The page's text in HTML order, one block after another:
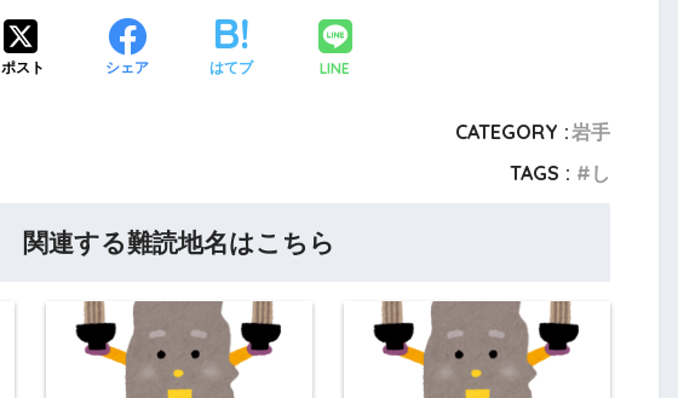
ポスト シェア はてブ LINE
CATEGORY :岩手
TAGS :
し
関連する難読地名はこちら